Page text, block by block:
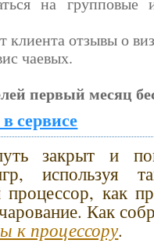
отзывы о
чаевых.
первый месяц
сервисе
закрыт и
используя
как
Как
к процессору.